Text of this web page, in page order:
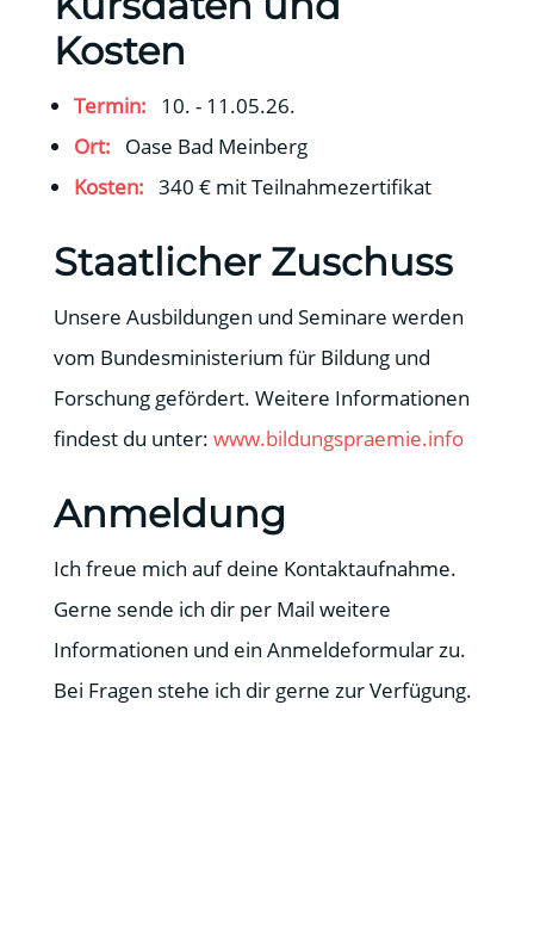
Kosten
Termin:
10. - 11.05.26.
Ort: Oase Bad Meinberg
Kosten: 340 € mit Teilnahmezertifikat
Staatlicher Zuschuss
Unsere Ausbildungen und Seminare werden
vom Bundesministerium für Bildung und
Forschung gefördert. Weitere Informationen
findest du unter: www.bildungspraemie.info
Anmeldung
Ich freue mich auf deine Kontaktaufnahme.
Gerne sende ich dir per Mail weitere
Informationen und ein Anmeldeformular zu.
Bei Fragen stehe ich dir gerne zur Verfügung.